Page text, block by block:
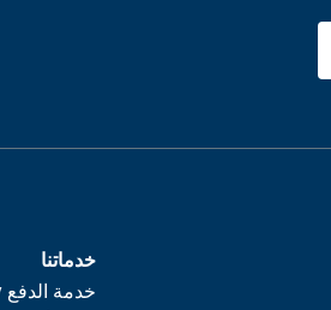
خدماتنا
خدمة الدفع XPay